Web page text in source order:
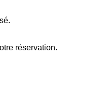
réservation.